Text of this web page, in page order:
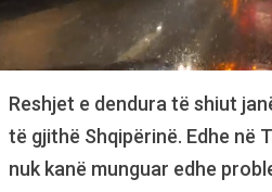
Reshjet e dendura të shiut
të gjithë Shqipërinë. Edhe në
nuk kanë munguar edhe